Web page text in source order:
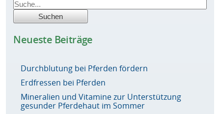
Neueste Beiträge
Durchblutung bei Pferden fördern
Erdfressen bei Pferden
Mineralien und Vitamine zur Unterstützung
gesunder Pferdehaut im Sommer